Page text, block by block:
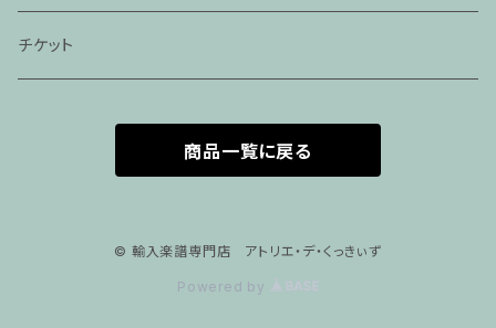
家族割プラン
家族割適用プラン2
声楽ピアノ４５分レッスン
ヴァイオリンピアノ６０分レッスン
アパレル
チケット
商品一覧に戻る
© 輸入楽譜専門店 アトリエ・デ・くっきぃず
Powered by